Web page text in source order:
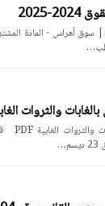
2025
أهراس - المادة